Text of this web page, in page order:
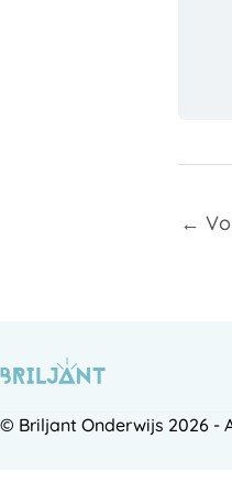
←
© Briljant Onderwijs 2026 -